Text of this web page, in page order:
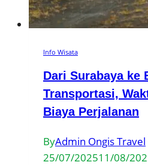
Info Wisata
Dari Surabaya ke
Transportasi,
Biaya Perjalanan
ByAdmin Ongis Travel
25/07/202511/08/